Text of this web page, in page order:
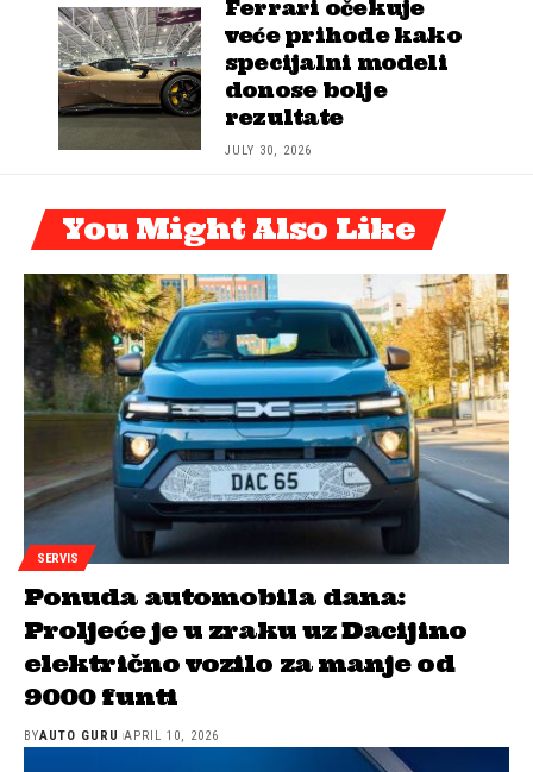
Ferrari očekuje
veće prihode kako
specijalni modeli
donose bolje
rezultate
JULY 30, 2026
You Might Also Like
SERVIS
Ponuda automobila dana:
Proljeće je u zraku uz Dacijino
električno vozilo za manje od
9000 funti
BYAUTO GURU APRIL 10, 2026